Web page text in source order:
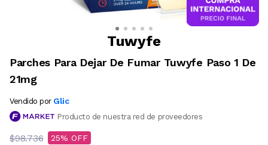
Tuwyfe
Parches Para Dejar De Fumar Tuwyfe Paso 1 De
21mg
Vendido por Glic
Producto de nuestra red de proveedores
$98.736 25